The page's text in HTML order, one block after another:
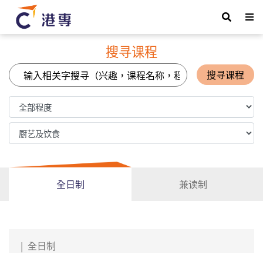
搜寻课程
搜寻课程
全日制 兼读制
| 全日制